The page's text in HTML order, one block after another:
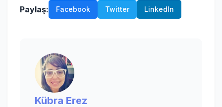
Paylaş: Facebook Twitter LinkedIn
Kübra Erez